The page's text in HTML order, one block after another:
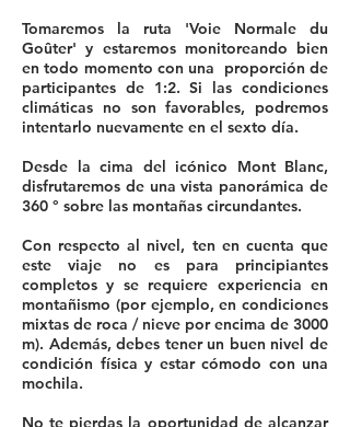
Tomaremos la ruta 'Voie Normale du
Goûter' y estaremos monitoreando bien
en todo momento con una proporción de
participantes de 1:2. Si las condiciones
climáticas no son favorables, podremos
intentarlo nuevamente en el sexto día.
Desde la cima del icónico Mont Blanc,
disfrutaremos de una vista panorámica de
360 ​​° sobre las montañas circundantes.
Con respecto al nivel, ten en cuenta que
este viaje no es para principiantes
completos y se requiere experiencia en
montañismo (por ejemplo, en condiciones
mixtas de roca / nieve por encima de 3000
m). Además, debes tener un buen nivel de
condición física y estar cómodo con una
mochila.
No te pierdas la oportunidad de alcanzar